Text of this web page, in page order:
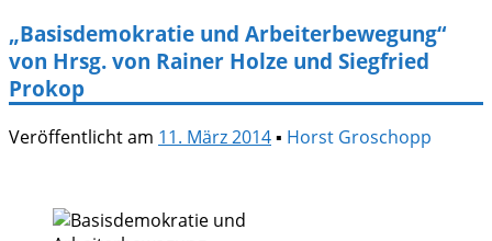
„Basisdemokratie und Arbeiterbewegung“
von Hrsg. von Rainer Holze und Siegfried
Prokop
Veröffentlicht am 11. März 2014▪ Horst Groschopp